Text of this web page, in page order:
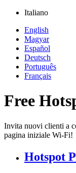
Italiano
English
Magyar
Español
Deutsch
Português
Français
Free
Invita nuovi clienti a
pagina iniziale Wi-Fi!
Hotspot